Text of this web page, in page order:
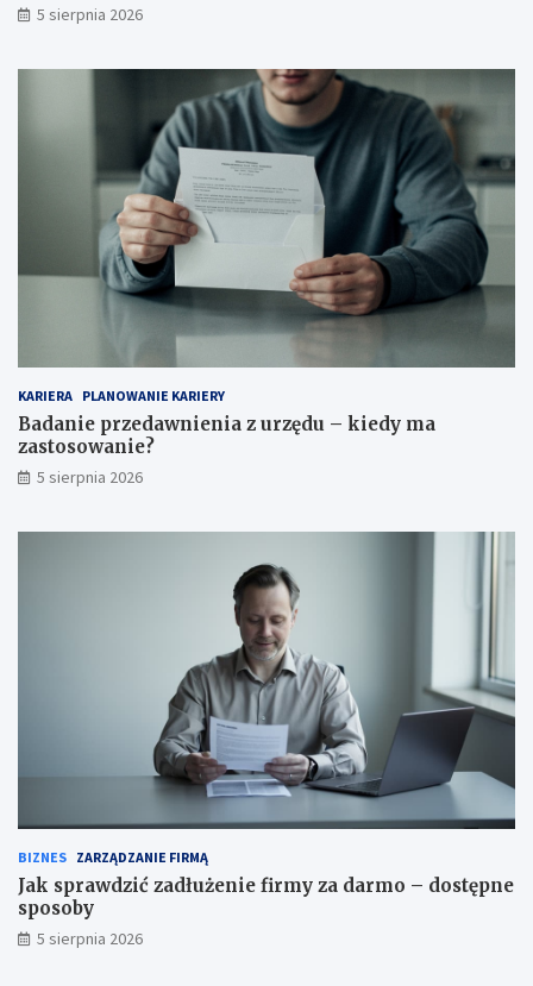
5 sierpnia 2026
KARIERA PLANOWANIE KARIERY
Badanie przedawnienia z urzędu – kiedy ma
zastosowanie?
5 sierpnia 2026
BIZNES ZARZĄDZANIE FIRMĄ
Jak sprawdzić zadłużenie firmy za darmo – dostępne
sposoby
5 sierpnia 2026